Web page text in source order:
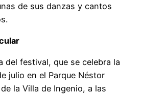
de sus danzas y cantos
del festival, que se celebra la
julio en el Parque Néstor
la Villa de Ingenio, a las